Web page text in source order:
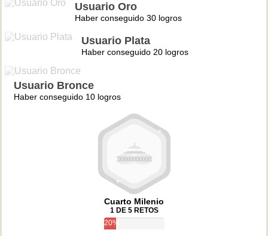
Usuario Oro
Haber conseguido 30 logros
Usuario Plata
Haber conseguido 20 logros
Usuario Bronce
Haber conseguido 10 logros
Cuarto Milenio
1 DE 5 RETOS
20%